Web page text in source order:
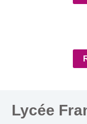
Lycée